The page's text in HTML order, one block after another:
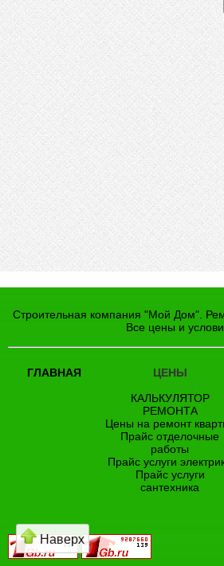
Строительная компания "Мой Дом".
Все цены и
ГЛАВНАЯ
ЦЕНЫ
КАЛЬКУЛЯТОР
РЕМОНТА
Цены на ремонт
Прайс отделочные
работы
Прайс услуги
Прайс услуги
сантехника
Наверх